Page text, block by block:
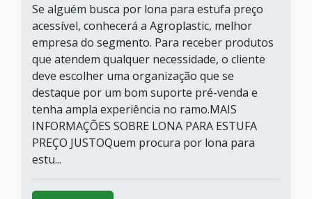
Se alguém busca por lona para estufa preço
acessível, conhecerá a Agroplastic, melhor
empresa do segmento. Para receber produtos
que atendem qualquer necessidade, o cliente
deve escolher uma organização que se
destaque por um bom suporte pré-venda e
tenha ampla experiência no ramo.MAIS
INFORMAÇÕES SOBRE LONA PARA ESTUFA
PREÇO JUSTOQuem procura por lona para
estu...